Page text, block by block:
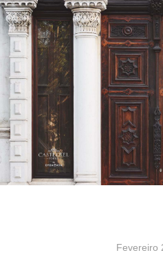
Fevereiro